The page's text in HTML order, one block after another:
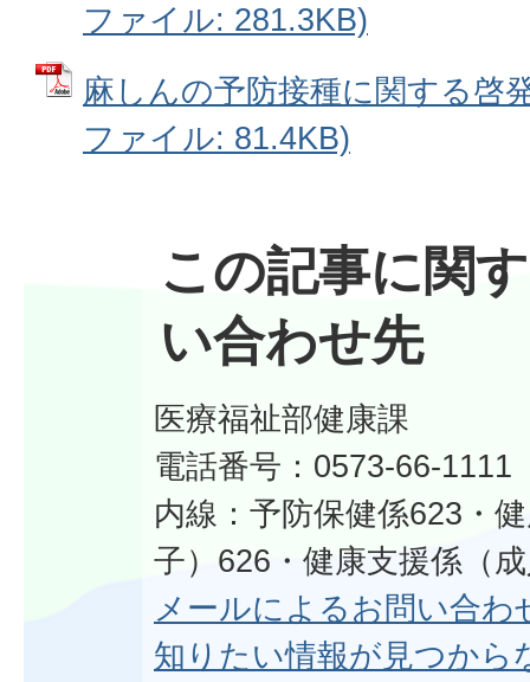
ファイル: 281.3KB)
麻しんの予防接種に関する啓
ファイル: 81.4KB)
この記事に関
い合わせ先
医療福祉部健康課
電話番号：0573-66-1111
内線：予防保健係623・
子）626・健康支援係（
メールによるお問い合わ
知りたい情報が見つから